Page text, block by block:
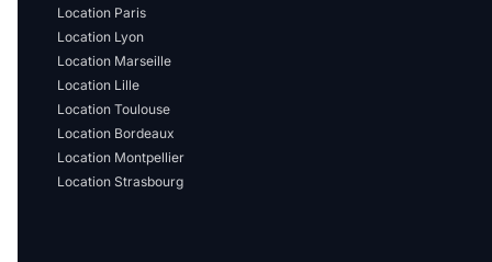
Location Paris
Location Lyon
Location Marseille
Location Lille
Location Toulouse
Location Bordeaux
Location Montpellier
Location Strasbourg